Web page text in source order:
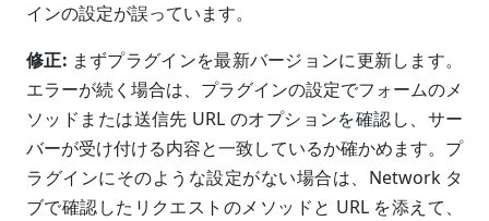
インの設定が誤っています。
修正: まずプラグインを最新バージョンに更新します。
エラーが続く場合は、プラグインの設定でフォームのメ
ソッドまたは送信先 URL のオプションを確認し、サー
バーが受け付ける内容と一致しているか確かめます。プ
ラグインにそのような設定がない場合は、Network タ
ブで確認したリクエストのメソッドと URL を添えて、